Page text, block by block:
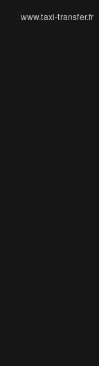
www.taxi-transfer.fr